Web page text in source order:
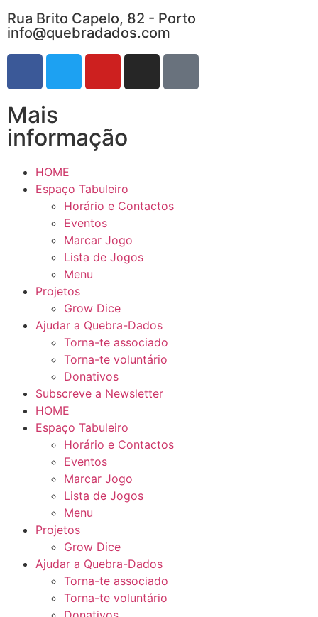
Rua Brito Capelo, 82 - Porto
info@quebradados.com
Mais
informação
HOME
Espaço Tabuleiro
Horário e Contactos
Eventos
Marcar Jogo
Lista de Jogos
Menu
Projetos
Grow Dice
Ajudar a Quebra-Dados
Torna-te associado
Torna-te voluntário
Donativos
Subscreve a Newsletter
HOME
Espaço Tabuleiro
Horário e Contactos
Eventos
Marcar Jogo
Lista de Jogos
Menu
Projetos
Grow Dice
Ajudar a Quebra-Dados
Torna-te associado
Torna-te voluntário